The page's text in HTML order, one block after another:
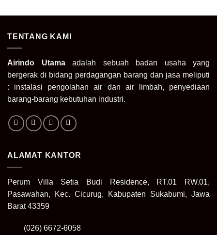
TENTANG KAMI
Airindo Utamaadalah sebuah badan usaha yang
bergerak di bidang perdagangan barang dan jasa meliputi
: instalasi pengolahan air dan air limbah, penyediaan
barang-barang kebutuhan industri.
ALAMAT KANTOR
Perum Villa Setia Budi Residence, RT.01 RW.01,
Pasawahan, Kec. Cicurug, Kabupaten Sukabumi, Jawa
Barat 43359
(026) 6672-6058